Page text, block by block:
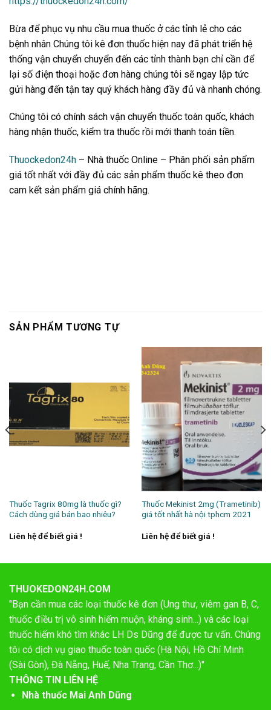
Bừa để phục vụ nhu cầu mua thuốc ở các tỉnh lẻ cho các
bệnh nhân Chúng tôi kê đơn thuốc hiện nay đã phát triển hệ
thống vận chuyển chuyển đến các tỉnh thành bạn chỉ cần để
lại số điện thoại hoặc đơn hàng chúng tôi sẽ ngay lập tức
gửi hàng đến tận tay quý khách hàng đầy đủ và nhanh chóng.
Chúng tôi có chính sách vận chuyển thuốc toàn quốc, khách
hàng nhận thuốc, kiểm tra thuốc rồi mới thanh toán tiền.
Thuockedon24h – Nhà thuốc Online – Phân phối sản phẩm
giá tốt nhất với đầy đủ các sản phẩm thuốc kê theo đơn
cam kết sản phẩm giá chính hãng.
SẢN PHẨM TƯƠNG TỰ
Thuốc Tagrix 80mg là thuốc gì?
Cách dùng giá bán bao nhiêu?
Liên hệ để biết giá !
Thuốc Mekinist 2mg (Trametinib)
giá tốt nhất hà nội tphcm 2021
Liên hệ để biết giá !
THUOKEDON24H.COM
"Bạn cần mua các loại thuốc kê đơn (Ung thư, viêm gan B, C,
thuốc điều trị vô sinh hiếm muộn, kháng sinh...) và các loại
thuốc hiếm khó tìm khác LH Ds Dũng để được tư vấn. Chúng
tôi có dịch vụ giao thuốc toàn quốc (Hà Nội, Hồ Chí Minh
(Sài Gòn), Đà Nẵng, Huế, Nha Trang, Cần Thơ...)"
THÔNG TIN LIÊN HỆ
Nhà thuốc Mai Anh Dũng